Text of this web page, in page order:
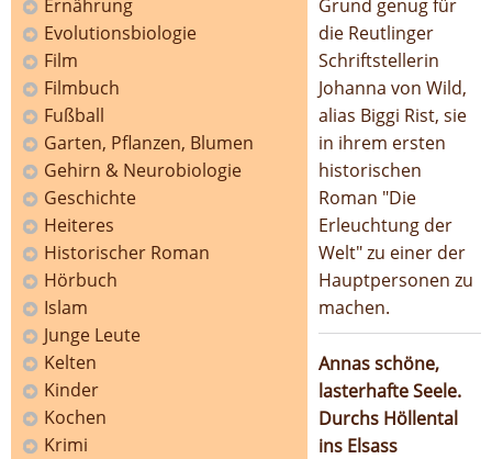
Ernährung
Evolutionsbiologie
Film
Filmbuch
Fußball
Garten, Pflanzen, Blumen
Gehirn & Neurobiologie
Geschichte
Heiteres
Historischer Roman
Hörbuch
Islam
Junge Leute
Kelten
Kinder
Kochen
Krimi
Grund genug für
die Reutlinger
Schriftstellerin
Johanna von Wild,
alias Biggi Rist, sie
in ihrem ersten
historischen
Roman "Die
Erleuchtung der
Welt" zu einer der
Hauptpersonen zu
machen.
Annas schöne,
lasterhafte Seele.
Durchs Höllental
ins Elsass